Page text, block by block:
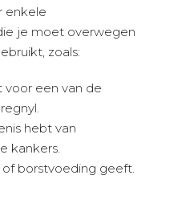
enkele
je moet overwegen
zoals:
voor een van de
hebt van
kankers.
borstvoeding geeft.